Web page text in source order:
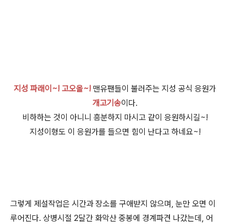
지성 파래이~! 고오올~! 맨유팬들이 불러주는 지성 공식 응원가
개고기송이다.
비하하는 것이 아니니 흥분하지 마시고 같이 응원하시길~!
지성이형도 이 응원가를 들으면 힘이 난다고 하네요~!
그렇게 제설작업은 시간과 장소를 구애받지 않으며, 눈만 오면 이
루어진다. 상병시절 2달간 화악산 중봉에 경계파견 나갔는데, 어